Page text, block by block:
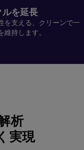
を延長
を支える、クリーンで一
持します。
析
実現